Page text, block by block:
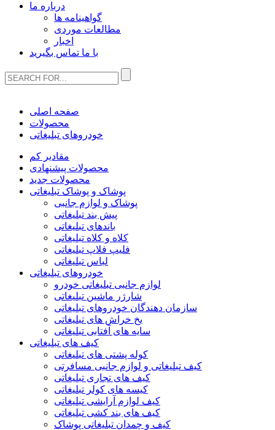
درباره ما
گواهینامه ها
مطالعات موردی
اخبار
با ما تماس بگیرید
صفحه اصلی
محصولات
خودروهای تبلیغاتی
مقادیر کم
محصولات پیشنهادی
محصولات جدید
پوشاک و پوشاک تبلیغاتی
پوشاک و لوازم جانبی
پیش بند تبلیغاتی
باندهای تبلیغاتی
کلاه و کلاه تبلیغاتی
فلیپ فلاپ تبلیغاتی
لباس تبلیغاتی
خودروهای تبلیغاتی
لوازم جانبی تبلیغاتی خودرو
شارژر ماشین تبلیغاتی
سازمان دهندگان خودروهای تبلیغاتی
یخ خراش های تبلیغاتی
سایه های آفتابی تبلیغاتی
کیف های تبلیغاتی
کوله پشتی های تبلیغاتی
کیف تبلیغاتی و لوازم جانبی مسافرتی
کیف های تجاری تبلیغاتی
کیسه های کولر تبلیغاتی
کیف لوازم آرایشی تبلیغاتی
کیف های بند کشی تبلیغاتی
کیف و چمدان تبلیغاتی پوشاک